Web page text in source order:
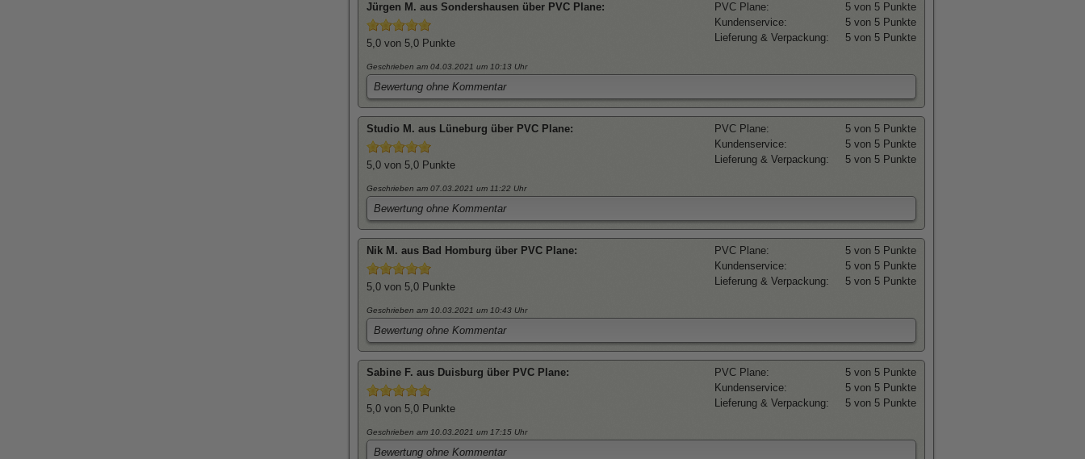
Jürgen M. aus Sondershausen über PVC Plane:
5,0 von 5,0 Punkte
PVC Plane:
5 von 5 Punkte
Kundenservice:
5 von 5 Punkte
Lieferung & Verpackung:
5 von 5 Punkte
Geschrieben am 04.03.2021 um 10:13 Uhr
Bewertung ohne Kommentar
Studio M. aus Lüneburg über PVC Plane:
5,0 von 5,0 Punkte
PVC Plane:
5 von 5 Punkte
Kundenservice:
5 von 5 Punkte
Lieferung & Verpackung:
5 von 5 Punkte
Geschrieben am 07.03.2021 um 11:22 Uhr
Bewertung ohne Kommentar
Nik M. aus Bad Homburg über PVC Plane:
5,0 von 5,0 Punkte
PVC Plane:
5 von 5 Punkte
Kundenservice:
5 von 5 Punkte
Lieferung & Verpackung:
5 von 5 Punkte
Geschrieben am 10.03.2021 um 10:43 Uhr
Bewertung ohne Kommentar
Sabine F. aus Duisburg über PVC Plane:
5,0 von 5,0 Punkte
PVC Plane:
5 von 5 Punkte
Kundenservice:
5 von 5 Punkte
Lieferung & Verpackung:
5 von 5 Punkte
Geschrieben am 10.03.2021 um 17:15 Uhr
Bewertung ohne Kommentar